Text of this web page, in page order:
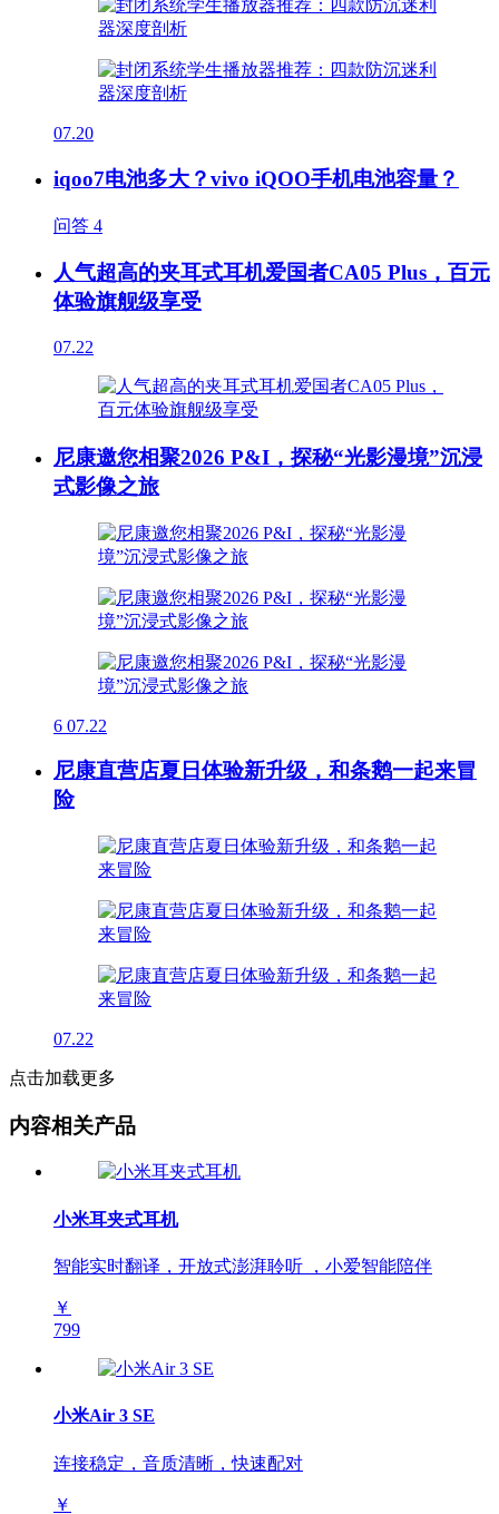
07.20
iqoo7电池多大？vivo iQOO手机电池容量？
问答 4
人气超高的夹耳式耳机爱国者CA05 Plus，百元
体验旗舰级享受
07.22
尼康邀您相聚2026 P&I，探秘“光影漫境”沉浸
式影像之旅
6 07.22
尼康直营店夏日体验新升级，和条鹅一起来冒
险
07.22
点击加载更多
内容相关产品
小米耳夹式耳机
智能实时翻译，开放式澎湃聆听 ，小爱智能陪伴
￥
799
小米Air 3 SE
连接稳定，音质清晰，快速配对
￥